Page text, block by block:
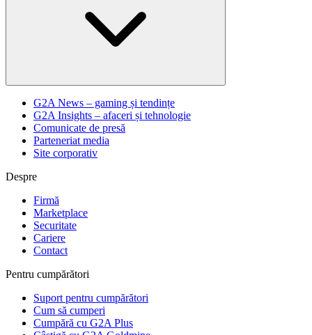
G2A News – gaming și tendințe
G2A Insights – afaceri și tehnologie
Comunicate de presă
Parteneriat media
Site corporativ
Despre
Firmă
Marketplace
Securitate
Cariere
Contact
Pentru cumpărători
Suport pentru cumpărători
Cum să cumperi
Cumpără cu G2A Plus